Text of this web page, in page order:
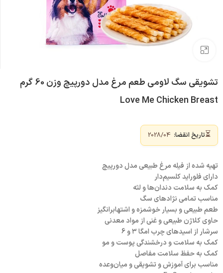
تشویقی سگ لاومی طعم مرغ مدل دورپیچ وزن 60 گرم
Love Me Chicken Breast
⏳تاریخ انقضا:
تهیه شده از فیله مرغ طبیعی مدل دورپیچ
دارای فلوراید کلسیم‌دار
کمک به سلامت دندان‌ها و لثه
مناسب تمامی نژادهای سگ
طعم طبیعی و بسیار خوشمزه و اشتهابرانگیز
حاوی کلاژن طبیعی و غنی از مواد معدنی
سرشار از اسیدهای چرب امگا ۳ و 6
کمک به سلامت و درخشندگی پوست و مو
کمک به حفظ سلامت مفاصل
مناسب برای آموزش و تشویقی و میان‌وعده